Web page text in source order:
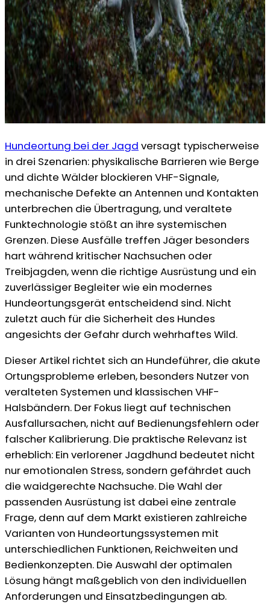
Hundeortung bei der Jagd versagt typischerweise
in drei Szenarien: physikalische Barrieren wie Berge
und dichte Wälder blockieren VHF-Signale,
mechanische Defekte an Antennen und Kontakten
unterbrechen die Übertragung, und veraltete
Funktechnologie stößt an ihre systemischen
Grenzen. Diese Ausfälle treffen Jäger besonders
hart während kritischer Nachsuchen oder
Treibjagden, wenn die richtige Ausrüstung und ein
zuverlässiger Begleiter wie ein modernes
Hundeortungsgerät entscheidend sind. Nicht
zuletzt auch für die Sicherheit des Hundes
angesichts der Gefahr durch wehrhaftes Wild.
Dieser Artikel richtet sich an Hundeführer, die akute
Ortungsprobleme erleben, besonders Nutzer von
veralteten Systemen und klassischen VHF-
Halsbändern. Der Fokus liegt auf technischen
Ausfallursachen, nicht auf Bedienungsfehlern oder
falscher Kalibrierung. Die praktische Relevanz ist
erheblich: Ein verlorener Jagdhund bedeutet nicht
nur emotionalen Stress, sondern gefährdet auch
die waidgerechte Nachsuche. Die Wahl der
passenden Ausrüstung ist dabei eine zentrale
Frage, denn auf dem Markt existieren zahlreiche
Varianten von Hundeortungssystemen mit
unterschiedlichen Funktionen, Reichweiten und
Bedienkonzepten. Die Auswahl der optimalen
Lösung hängt maßgeblich von den individuellen
Anforderungen und Einsatzbedingungen ab.